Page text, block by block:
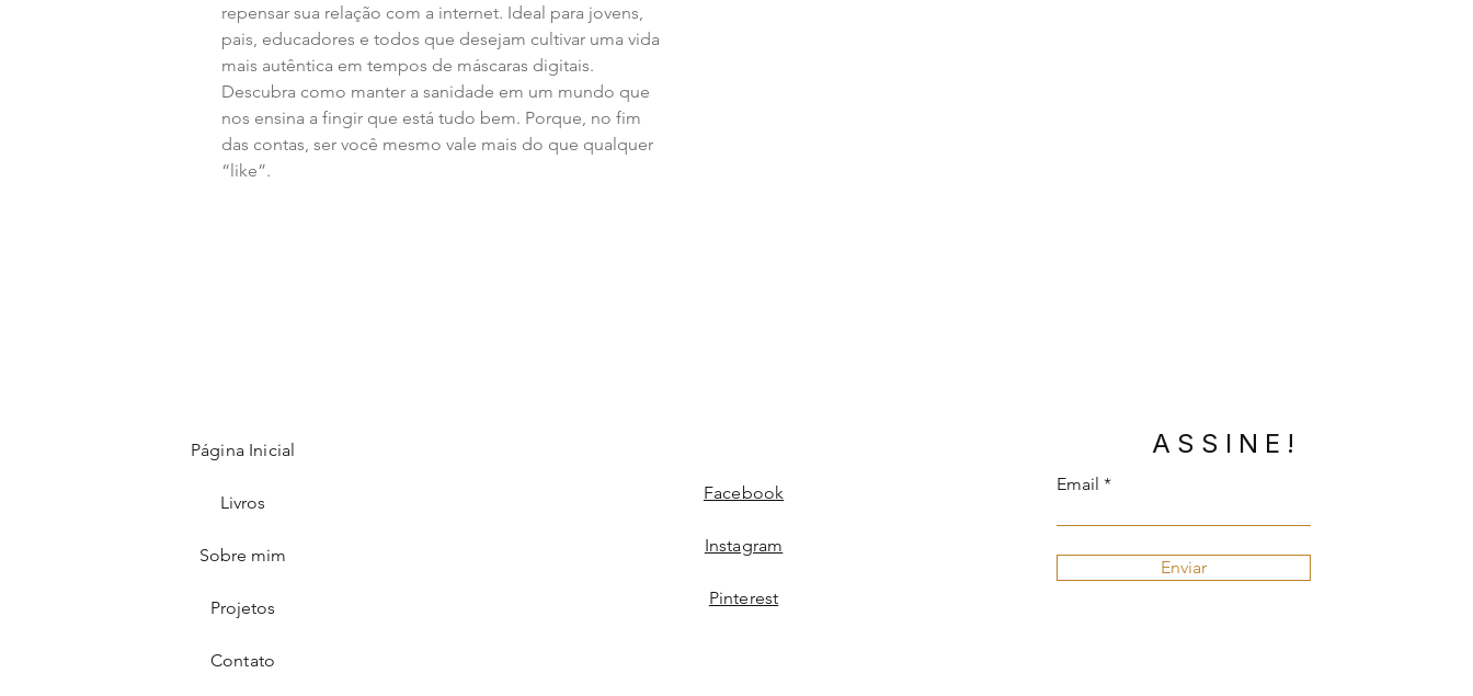
repensar sua relação com a internet. Ideal para jovens,
pais, educadores e todos que desejam cultivar uma vida
mais autêntica em tempos de máscaras digitais.
Descubra como manter a sanidade em um mundo que
nos ensina a fingir que está tudo bem. Porque, no fim
das contas, ser você mesmo vale mais do que qualquer
“like”.
Página Inicial
Livros
Sobre mim
Projetos
Contato
Facebook
Instagram
Pinterest
ASSINE!
Email
Enviar